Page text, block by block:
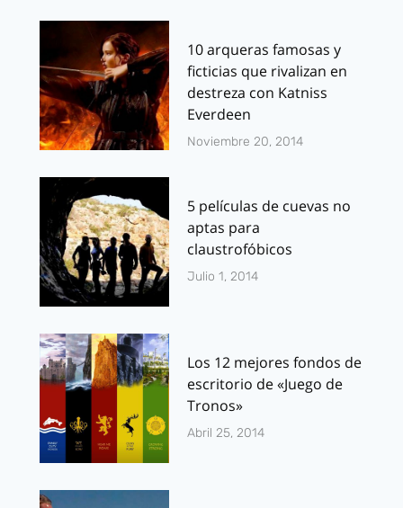
10 arqueras famosas y
ficticias que rivalizan en
destreza con Katniss
Everdeen
Noviembre 20, 2014
5 películas de cuevas no
aptas para
claustrofóbicos
Julio 1, 2014
Los 12 mejores fondos de
escritorio de «Juego de
Tronos»
Abril 25, 2014